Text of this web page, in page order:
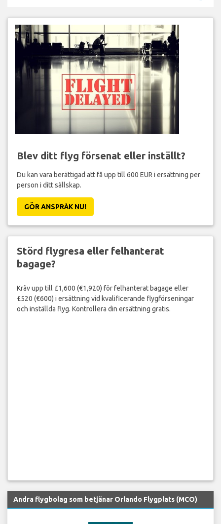
Blev ditt flyg försenat eller inställt?
Du kan vara berättigad att få upp till 600 EUR i ersättning per
person i ditt sällskap.
GÖR ANSPRÅK NU!
Störd flygresa eller felhanterat
bagage?
Kräv upp till £1,600 (€1,920) för felhanterat bagage eller
£520 (€600) i ersättning vid kvalificerande flygförseningar
och inställda flyg. Kontrollera din ersättning gratis.
Andra flygbolag som betjänar Orlando Flygplats (MCO)